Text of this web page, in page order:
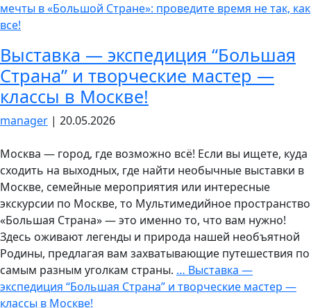
мечты в «Большой Стране»: проведите время не так, как
все!
Выставка — экспедиция “Большая
Страна” и творческие мастер —
классы в Москве!
manager | 20.05.2026
Москва — город, где возможно всё! Если вы ищете, куда
сходить на выходных, где найти необычные выставки в
Москве, семейные мероприятия или интересные
экскурсии по Москве, то Мультимедийное пространство
«Большая Страна» — это именно то, что вам нужно!
Здесь оживают легенды и природа нашей необъятной
Родины, предлагая вам захватывающие путешествия по
самым разным уголкам страны. … Выставка —
экспедиция “Большая Страна” и творческие мастер —
классы в Москве!